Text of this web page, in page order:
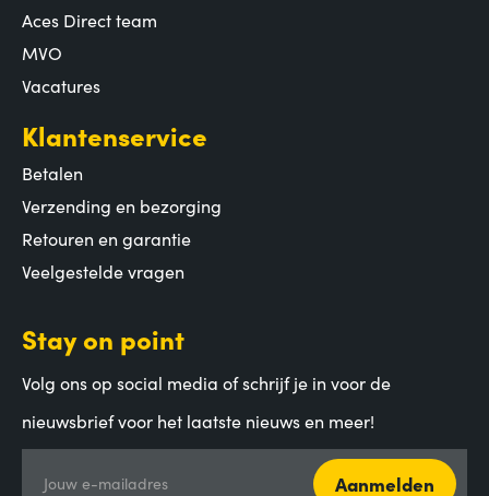
Aces Direct team
MVO
Vacatures
Klantenservice
Betalen
Verzending en bezorging
Retouren en garantie
Veelgestelde vragen
Stay on point
Volg ons op social media of schrijf je in voor de
nieuwsbrief voor het laatste nieuws en meer!
Jouw e-mailadres Aanmelden